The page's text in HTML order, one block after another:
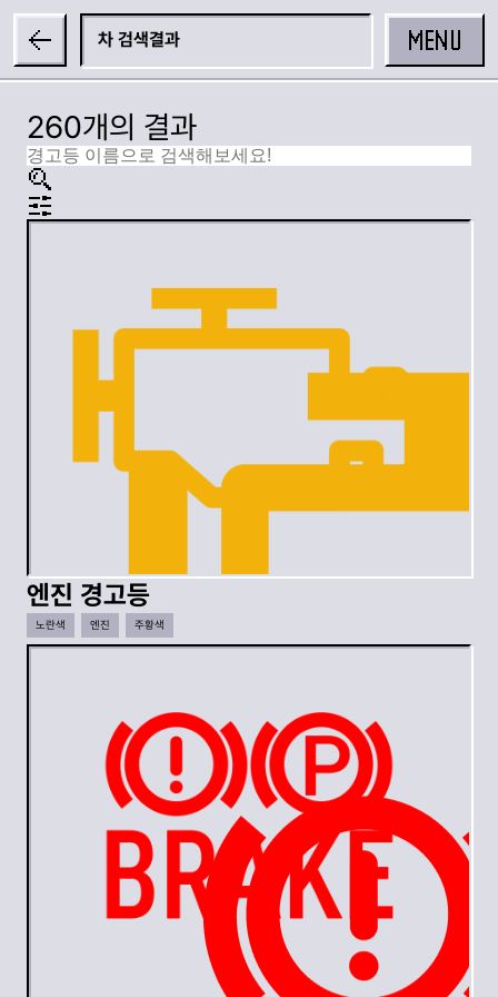
MENU
차
260개의 결과
엔진 경고등
노란색 엔진 주황색